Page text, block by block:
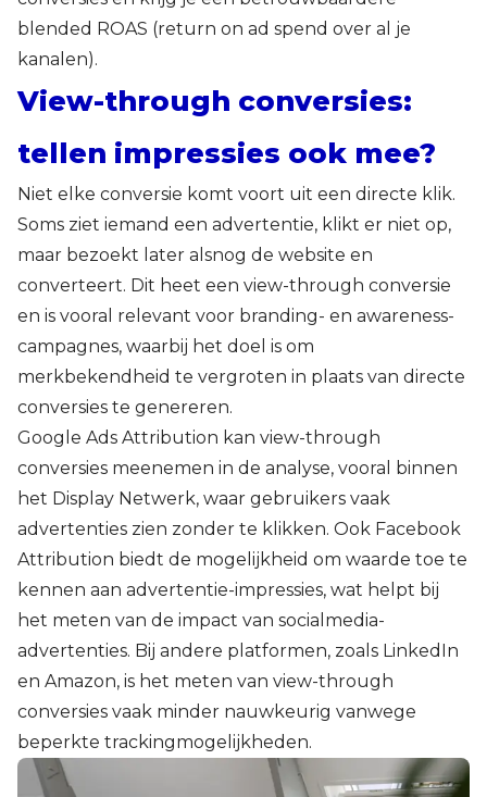
blended ROAS (return on ad spend over al je
kanalen).
View-through conversies:
tellen impressies ook mee?
Niet elke conversie komt voort uit een directe klik.
Soms ziet iemand een advertentie, klikt er niet op,
maar bezoekt later alsnog de website en
converteert. Dit heet een view-through conversie
en is vooral relevant voor branding- en awareness-
campagnes, waarbij het doel is om
merkbekendheid te vergroten in plaats van directe
conversies te genereren.
Google Ads Attribution kan view-through
conversies meenemen in de analyse, vooral binnen
het Display Netwerk, waar gebruikers vaak
advertenties zien zonder te klikken. Ook Facebook
Attribution biedt de mogelijkheid om waarde toe te
kennen aan advertentie-impressies, wat helpt bij
het meten van de impact van socialmedia-
advertenties. Bij andere platformen, zoals LinkedIn
en Amazon, is het meten van view-through
conversies vaak minder nauwkeurig vanwege
beperkte trackingmogelijkheden.